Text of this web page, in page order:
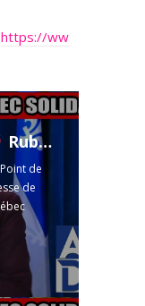
https://ww
Ruba Ghazal dépose un projet de loi sur le droit à l'alimentation!
Point de
de
Ruba
et Sol
de